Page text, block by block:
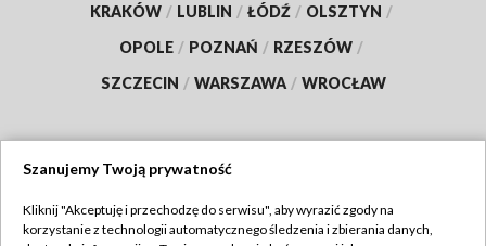
KRAKÓW / LUBLIN / ŁÓDŹ / OLSZTYN /
OPOLE / POZNAŃ / RZESZÓW /
SZCZECIN / WARSZAWA / WROCŁAW
TVP
Szanujemy Twoją prywatność
Kliknij "Akceptuję i przechodzę do serwisu", aby wyrazić zgody na
korzystanie z technologii automatycznego śledzenia i zbierania danych,